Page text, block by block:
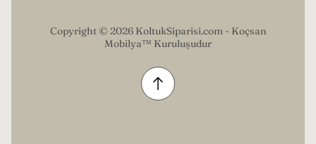
Bekleme Koltukları
Ödeme Bildirim Formu
Copyright © 2026 KoltukSiparisi.com - Koçsan
Mobilya™ Kuruluşudur